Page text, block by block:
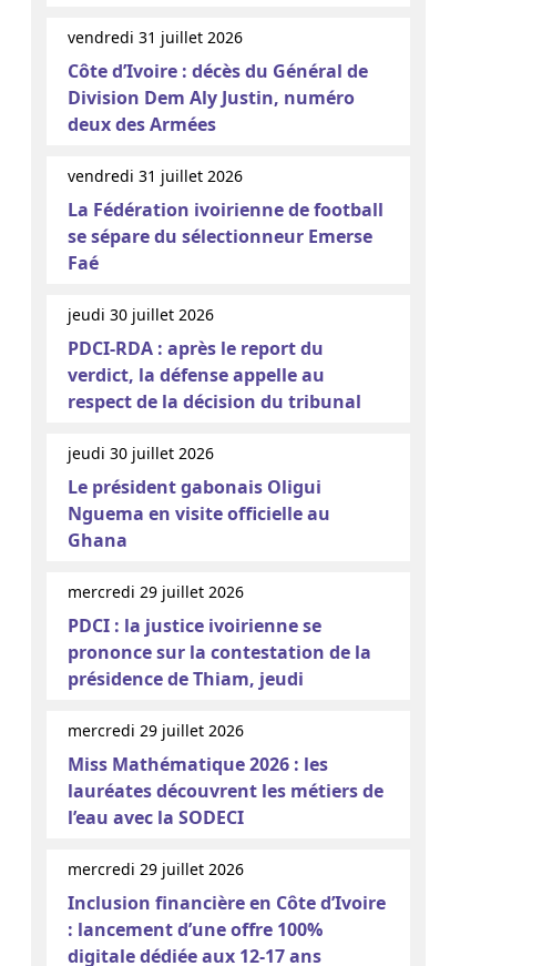
vendredi 31 juillet 2026
Côte d’Ivoire : décès du Général de
Division Dem Aly Justin, numéro
deux des Armées
vendredi 31 juillet 2026
La Fédération ivoirienne de football
se sépare du sélectionneur Emerse
Faé
jeudi 30 juillet 2026
PDCI-RDA : après le report du
verdict, la défense appelle au
respect de la décision du tribunal
jeudi 30 juillet 2026
Le président gabonais Oligui
Nguema en visite officielle au
Ghana
mercredi 29 juillet 2026
PDCI : la justice ivoirienne se
prononce sur la contestation de la
présidence de Thiam, jeudi
mercredi 29 juillet 2026
Miss Mathématique 2026 : les
lauréates découvrent les métiers de
l’eau avec la SODECI
mercredi 29 juillet 2026
Inclusion financière en Côte d’Ivoire
: lancement d’une offre 100%
digitale dédiée aux 12-17 ans